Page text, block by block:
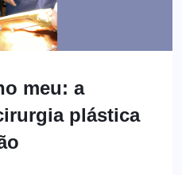
meu: a
plástica